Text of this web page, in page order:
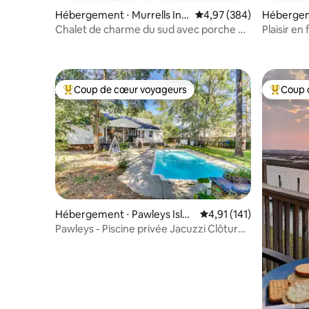
Hébergement ⋅ Murrells Inle
t
Évaluation moyenne
4,97 (384)
Chalet de charme du sud avec porche et
h
Plaisir en
Coups de cœur voyageurs les plus appréciés
Coup de cœur voyageurs
Hébergement ⋅ Pawleys Islan
d
Évaluation moyenne
4,91 (141)
Pawleys - Piscine privée Jacuzzi Clôturé
Coups
Coup